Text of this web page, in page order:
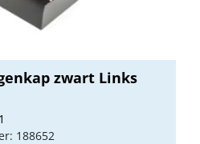
zwart Links
188652